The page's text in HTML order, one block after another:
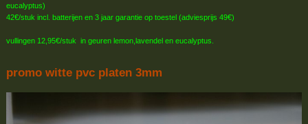
eucalyptus)
42€/stuk incl. batterijen en 3 jaar garantie op toestel (adviesprijs 49€)
vullingen 12,95€/stuk in geuren lemon,lavendel en eucalyptus.
promo witte pvc platen 3mm